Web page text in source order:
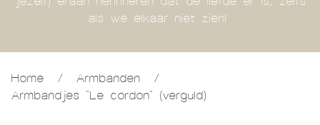
als we elkaar niet zien!
Home / Armbanden
/
Armbandjes "Le cordon" (verguld)